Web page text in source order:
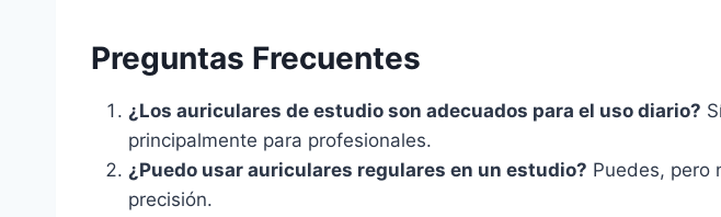
Preguntas Frecuentes
¿Los auriculares de estudio son adecuados para el uso diario?
principalmente para profesionales.
¿Puedo usar auriculares regulares en un estudio? Puedes, pero
precisión.